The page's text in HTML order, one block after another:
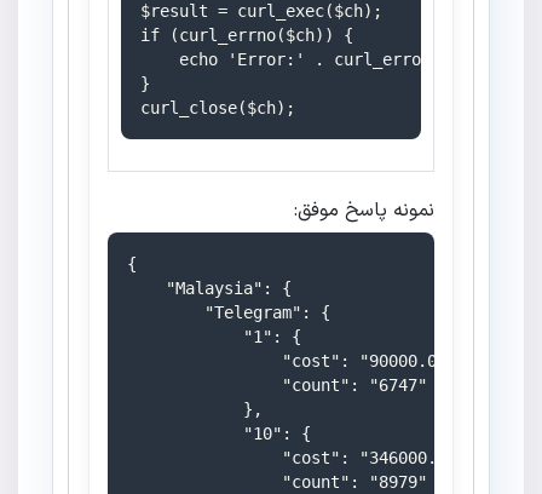
$result = curl_exec($ch);
if (curl_errno($ch)) {
    echo 'Error:' . curl_error($ch);
}
نمونه پاسخ موفق:
{
    "Malaysia": {
        "Telegram": {
            "1": {
                "cost": "90000.0000",
                "count": "6747"
            },
            "10": {
                "cost": "346000.0000",
                "count": "8979"